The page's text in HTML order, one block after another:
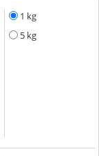
1 kg
5 kg